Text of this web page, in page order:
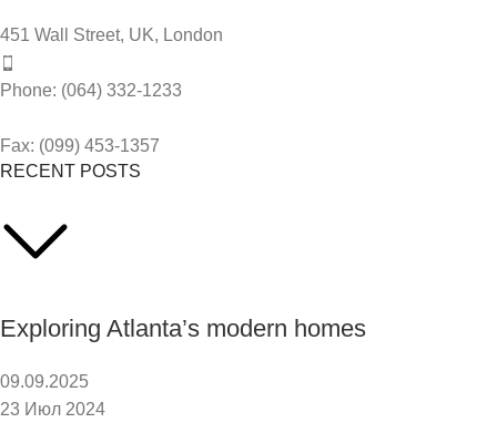
451 Wall Street, UK, London
Phone: (064) 332-1233
Fax: (099) 453-1357
RECENT POSTS
Exploring Atlanta’s modern homes
09.09.2025
23 Июл 2024